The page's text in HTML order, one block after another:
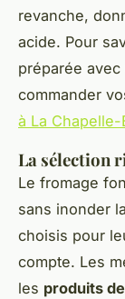
revanche,
acide. Pour
préparée
commander
à La
La sélection
Le fromage
sans inonder
choisis pour
compte. Les
les produits